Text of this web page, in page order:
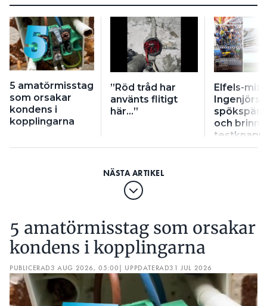
5 amatörmisstag
som orsakar
kondens i
kopplingarna
”Röd tråd har
använts flitigt
här…”
Elfels-mix:
och
testknapp
5 amatörmisstag som orsakar
kondens i kopplingarna
PUBLICERAD3 AUG 2026, 05:00| UPPDATERAD31 JUL 2026